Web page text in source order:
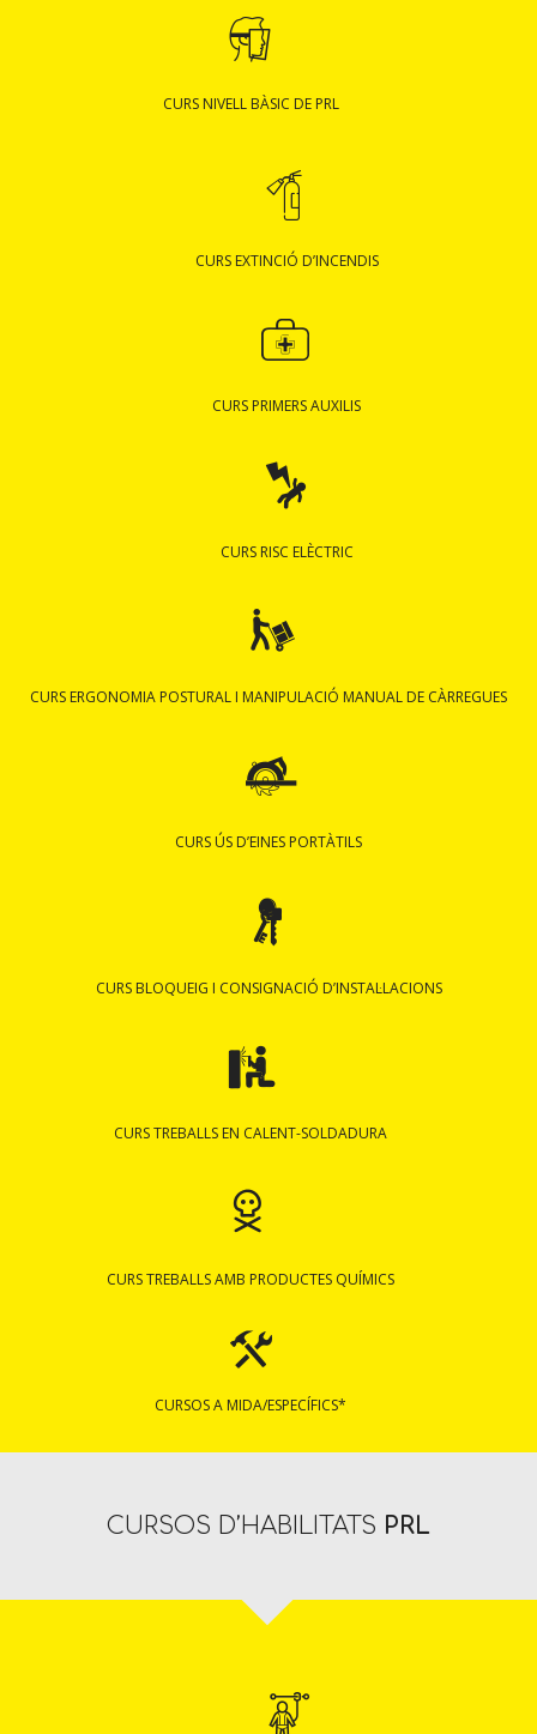
CURS NIVELL BÀSIC DE PRL
CURS EXTINCIÓ D’INCENDIS
CURS PRIMERS AUXILIS
CURS RISC ELÈCTRIC
CURS ERGONOMIA POSTURAL I MANIPULACIÓ MANUAL DE CÀRREGUES
CURS ÚS D’EINES PORTÀTILS
CURS BLOQUEIG I CONSIGNACIÓ D’INSTAL·LACIONS
CURS TREBALLS EN CALENT-SOLDADURA
CURS TREBALLS AMB PRODUCTES QUÍMICS
CURSOS A MIDA/ESPECÍFICS*
CURSOS D’HABILITATS PRL